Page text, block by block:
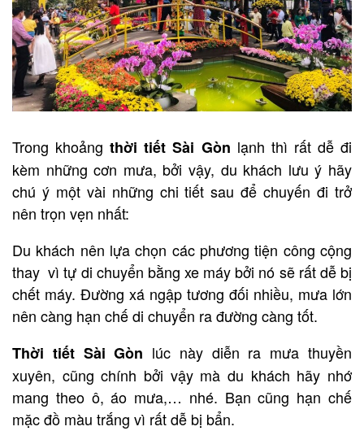
Trong khoảng thời tiết Sài Gòn lạnh thì rất dễ đi
kèm những cơn mưa, bởi vậy, du khách lưu ý hãy
chú ý một vài những chi tiết sau để chuyến đi trở
nên trọn vẹn nhất:
Du khách nên lựa chọn các phương tiện công cộng
thay vì tự di chuyển bằng xe máy bởi nó sẽ rất dễ bị
chết máy. Đường xá ngập tương đối nhiều, mưa lớn
nên càng hạn chế di chuyển ra đường càng tốt.
Thời tiết Sài Gòn lúc này diễn ra mưa thuyền
xuyên, cũng chính bởi vậy mà du khách hãy nhớ
mang theo ô, áo mưa,… nhé. Bạn cũng hạn chế
mặc đồ màu trắng vì rất dễ bị bẩn.